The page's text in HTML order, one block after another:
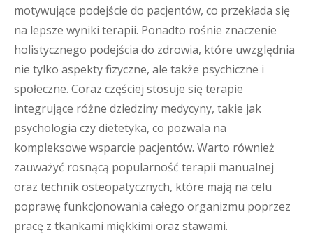
motywujące podejście do pacjentów, co przekłada się
na lepsze wyniki terapii. Ponadto rośnie znaczenie
holistycznego podejścia do zdrowia, które uwzględnia
nie tylko aspekty fizyczne, ale także psychiczne i
społeczne. Coraz częściej stosuje się terapie
integrujące różne dziedziny medycyny, takie jak
psychologia czy dietetyka, co pozwala na
kompleksowe wsparcie pacjentów. Warto również
zauważyć rosnącą popularność terapii manualnej
oraz technik osteopatycznych, które mają na celu
poprawę funkcjonowania całego organizmu poprzez
pracę z tkankami miękkimi oraz stawami.